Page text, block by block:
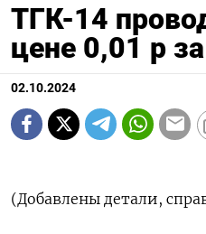
ТГК-14
цене 0,01 р
02.10.2024
(Добавлены детали,